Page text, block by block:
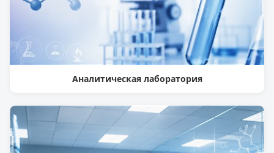
Аналитическая лаборатория